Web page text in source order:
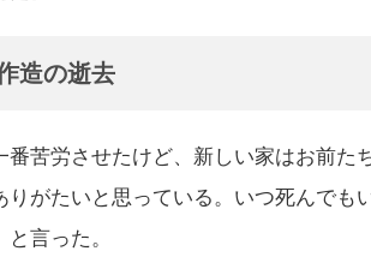
造の逝去
番苦労させたけど、新しい家はお前た
りがたいと思っている。いつ死んでも
言った。